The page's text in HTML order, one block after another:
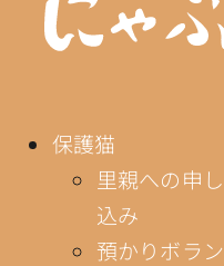
保護猫
里親への申し
込み
預かりボラン